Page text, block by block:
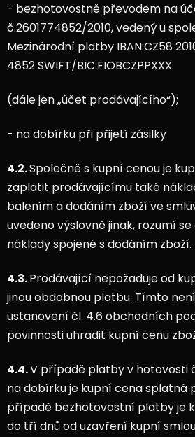
- bezhotovostně převodem na
č.2601774852/2010, vedený u
Mezinárodní platby IBAN:CZ58
4852 SWIFT/BIC:FIOBCZPPXXX
(dále jen „účet prodávajícího“);
- na dobírku při přijetí zásilky
4.2.Společně s kupní cenou je
zaplatit prodávajícímu také
balením a dodáním zboží ve
uvedeno výslovně jinak, rozumí
náklady spojené s dodáním zboží.
4.3.Prodávající nepožaduje od
jinou obdobnou platbu. Tímto
ustanovení čl. 4.6 obchodních
povinnosti uhradit kupní cenu
4.4.V případě platby v hotovosti
na dobírku je kupní cena splatná
případě bezhotovostní platby je
do tří dnů od uzavření kupní